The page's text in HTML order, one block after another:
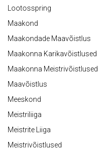
Lootosspring
Maakond
Maakondade Maavõistlus
Maakonna Karikavõistlused
Maakonna Meistrivõistlused
Maavõistlus
Meeskond
Meistriliiga
Meistrite Liiga
Meistrivõistlused